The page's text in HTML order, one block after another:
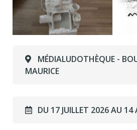
MÉDIALUDOTHÈQUE -
MAURICE
DU 17 JUILLET 2026 AU